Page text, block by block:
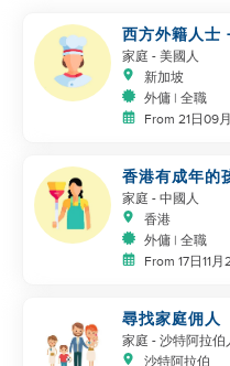
西方外籍人士
需要廚師/管家
家庭 - 美國人
新加坡
外傭 | 全職
From 21日09
香港有成年的
家庭 - 中國人
香港
外傭 | 全職
From 17日11
尋找家庭佣人
家庭 - 沙特阿拉伯
沙特阿拉伯